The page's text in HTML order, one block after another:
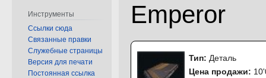
Emperor
Перейти
навигации
Перейти
поиску
Тип: Дeталь
Цена продажи:
Инструменты
Ссылки сюда
Связанные правки
Служебные страницы
Версия для печати
Постоянная ссылка